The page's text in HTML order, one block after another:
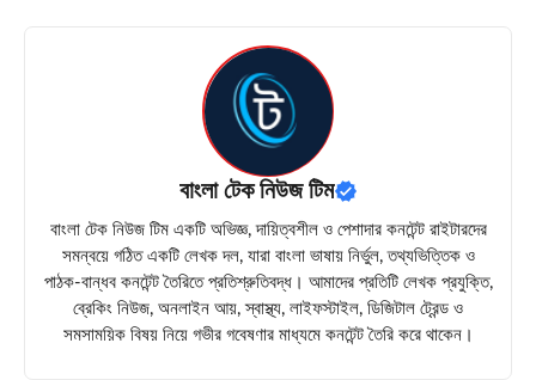
বাংলা টেক নিউজ টিম
বাংলা টেক নিউজ টিম একটি অভিজ্ঞ, দায়িত্বশীল ও পেশাদার কনটেন্ট রাইটারদের
সমন্বয়ে গঠিত একটি লেখক দল, যারা বাংলা ভাষায় নির্ভুল, তথ্যভিত্তিক ও
পাঠক-বান্ধব কনটেন্ট তৈরিতে প্রতিশ্রুতিবদ্ধ। আমাদের প্রতিটি লেখক প্রযুক্তি,
ব্রেকিং নিউজ, অনলাইন আয়, স্বাস্থ্য, লাইফস্টাইল, ডিজিটাল ট্রেন্ড ও
সমসাময়িক বিষয় নিয়ে গভীর গবেষণার মাধ্যমে কনটেন্ট তৈরি করে থাকেন।